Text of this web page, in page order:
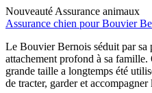
Nouveauté Assurance animaux
Assurance chien pour Bouvier
Le Bouvier Bernois séduit par sa
attachement profond à sa
grande taille a longtemps été
de tracter, garder et